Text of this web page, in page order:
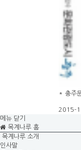
* 충주
2015-
메뉴 닫기
목계나루 홈
목계나루 소개
인사말